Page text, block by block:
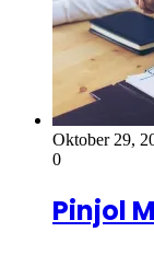
Oktober 29,
0
Pinjol